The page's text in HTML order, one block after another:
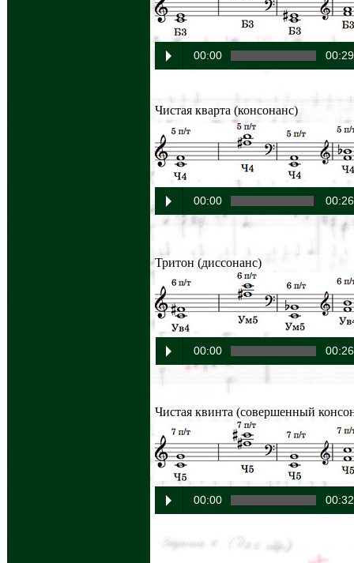
00:00 00:29
Чистая кварта (консонанс)
00:00 00:26
Тритон (диссонанс)
00:00 00:26
Чистая квинта (совершенный
00:00 00:32